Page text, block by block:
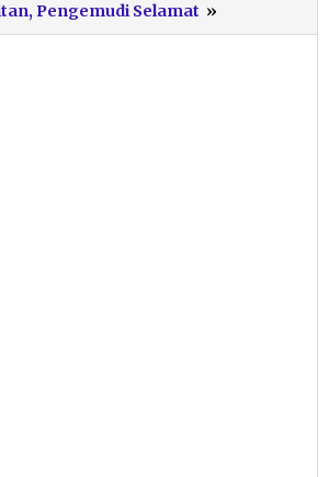
Pengemudi Selamat »
tegalombo